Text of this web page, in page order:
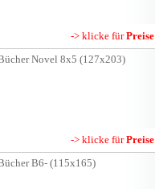
-> klicke fürPreise
Novel 8x5 (127x203)
-> klicke fürPreise
B6- (115x165)